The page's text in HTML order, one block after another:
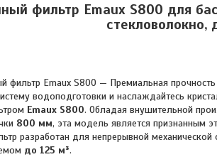
фильтр Emaux S800 для
Emaux S800 — Премиальная прочность
водоподготовки и наслаждайтесь
Emaux S800. Обладая внушительной
800 мм, эта модель является признанным
разработан для непрерывной
до 125 м³.